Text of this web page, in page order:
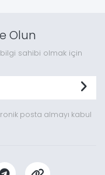
Olun
bilgi sahibi olmak için
posta almayı kabul